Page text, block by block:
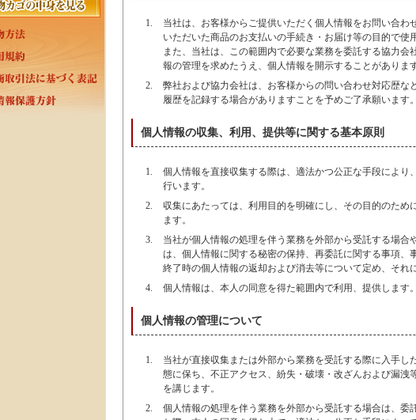
当社は、お客様からご提供いただく個人情報をお問い合わ
いただいた商品のお支払いの手続き・お届け等の目的で使
また、当社は、この範囲内で必要な業務を委託する協力会
報の管理を求めたうえ、個人情報を開示することがあります
弊社および協力会社は、お客様からの問い合わせ対応歴な
履歴を記録する場合がありますことを予めご了承願います。
個人情報の収集、利用、提供等に関する基本原則
個人情報を直接収集する際は、適法かつ公正な手段により
行います。
収集にあたっては、利用目的を明確にし、その目的のため
ます。
当社が個人情報の処理を伴う業務を外部から受託する場合
は、個人情報に関する秘密の保持、再委託に関する事項、
終了時の個人情報の返却および消去等について定め、それ
個人情報は、本人の同意を得た範囲内で利用、提供します。
個人情報の管理について
当社が直接収集または外部から業務を受託する際に入手し
態に保ち、不正アクセス、紛失・破壊・改ざんおよび漏洩
を講じます。
個人情報の処理を伴う業務を外部から受託する場合は、委